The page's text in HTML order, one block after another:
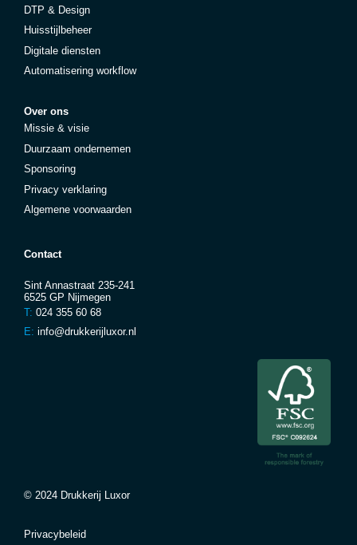
DTP & Design
Huisstijlbeheer
Digitale diensten
Automatisering workflow
Over ons
Missie & visie
Duurzaam ondernemen
Sponsoring
Privacy verklaring
Algemene voorwaarden
Contact
Sint Annastraat 235-241
6525 GP Nijmegen
T: 024 355 60 68
E: info@drukkerijluxor.nl
© 2024 Drukkerij Luxor
Privacybeleid